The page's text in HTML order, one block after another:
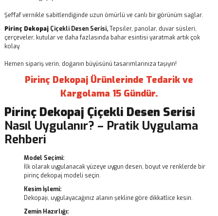
Şeffaf vernikle sabitlendiğinde uzun ömürlü ve canlı bir görünüm sağlar.
Pirinç Dekopaj Çiçekli Desen Serisi,Tepsiler, panolar, duvar süsleri,
çerçeveler, kutular ve daha fazlasında bahar esintisi yaratmak artık çok
kolay.
Hemen sipariş verin, doğanın büyüsünü tasarımlarınıza taşıyın!
Pirinç Dekopaj Ürünlerinde Tedarik ve
Kargolama 15 Gündür.
Pirinç Dekopaj Çiçekli Desen Serisi
Nasıl Uygulanır? – Pratik Uygulama
Rehberi
Model Seçimi:
İlk olarak uygulanacak yüzeye uygun desen, boyut ve renklerde bir
pirinç dekopaj modeli seçin.
Kesim İşlemi:
Dekopajı, uygulayacağınız alanın şekline göre dikkatlice kesin.
Zemin Hazırlığı: